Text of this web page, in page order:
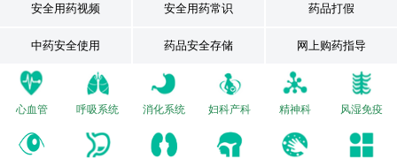
安全用药视频 安全用药常识 药品打假
中药安全使用 药品安全存储 网上购药指导
心血管 呼吸系统 消化系统 妇科产科 精神科 风湿免疫